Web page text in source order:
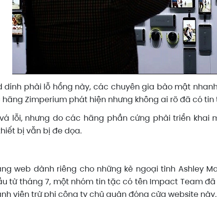
dính phải lỗ hổng này, các chuyên gia bảo mật
Zimperium phát hiện nhưng không ai rõ đã có
lỗi, nhưng do các hãng phần cứng phải triển
bị vẫn bị đe dọa.
web dành riêng cho những kẻ ngoại tình Ashley
từ tháng 7, một nhóm tin tặc có tên Impact Team
viên trừ phi công ty chủ quản đóng cửa website này.